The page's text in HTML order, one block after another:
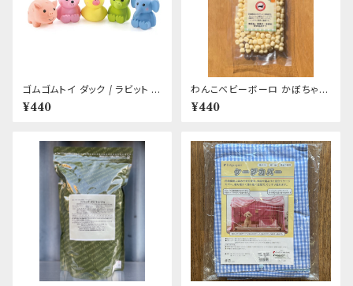
ゴムゴムトイ ダック / ラビット /
ピッグ / エレファント / カッパ
¥440
わんこベビーボーロ かぼちゃ&
カルシウム入り First
¥440